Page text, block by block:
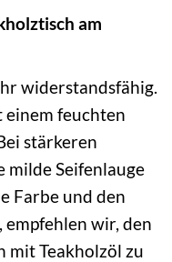
am
widerstandsfähig.
einem feuchten
stärkeren
milde Seifenlauge
Farbe und den
empfehlen wir, den
mit Teakholzöl zu